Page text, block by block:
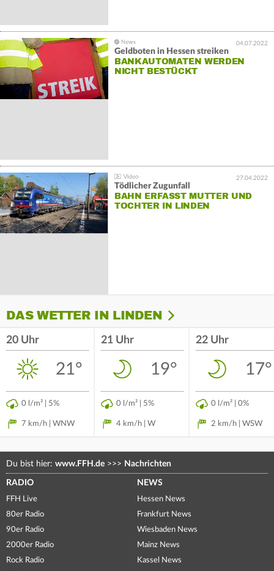
04.07.2022
Geldboten in Hessen streiken
BANKAUTOMATEN WERDEN
NICHT BESTÜCKT
27.04.2022
Tödlicher Zugunfall
BAHN ERFASST MUTTER UND
TOCHTER IN LINDEN
DAS WETTER IN LINDEN
20 Uhr
21°
0 l/m² | 5%
7 km/h | WNW
21 Uhr
19°
0 l/m² | 5%
4 km/h | W
22 Uhr
17°
0 l/m² | 0%
2 km/h | WSW
Du bist hier: www.FFH.de >>> Nachrichten
RADIO
FFH Live
80er Radio
90er Radio
2000er Radio
Rock Radio
NEWS
Hessen News
Frankfurt News
Wiesbaden News
Mainz News
Kassel News